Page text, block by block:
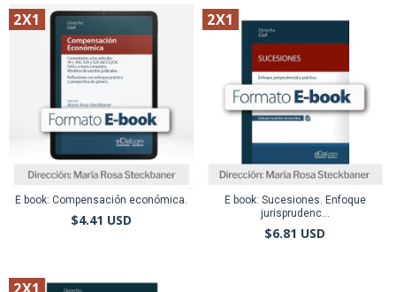
2X1
E book: Compensación económica.
$4.41 USD
2X1
E book: Sucesiones. Enfoque
jurisprudenc...
$6.81 USD